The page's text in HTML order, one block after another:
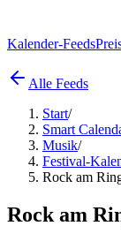
Kalender-Feeds
Alle Feeds
Start/
Smart
Musik/
Festival-
Rock am
Rock am